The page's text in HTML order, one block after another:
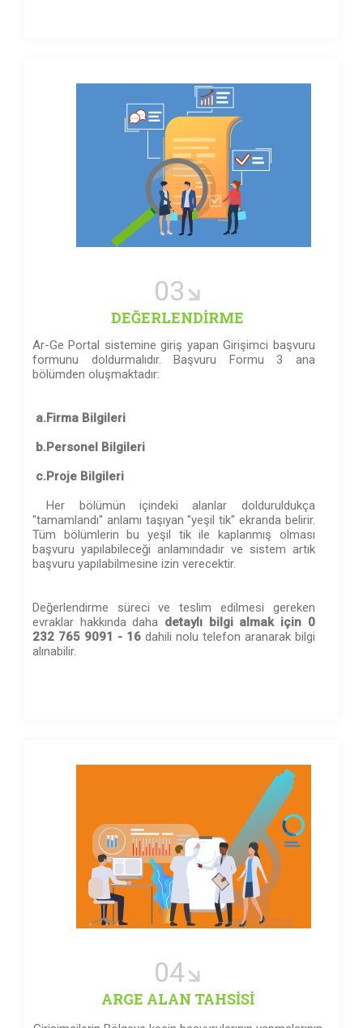
03
DEĞERLENDİRME
Ar-Ge Portal sistemine giriş yapan Girişimci başvuru
formunu doldurmalıdır. Başvuru Formu 3 ana
bölümden oluşmaktadır:
a.Firma Bilgileri
b.Personel Bilgileri
c.Proje Bilgileri
Her bölümün içindeki alanlar dolduruldukça
"tamamlandı" anlamı taşıyan "yeşil tik" ekranda belirir.
Tüm bölümlerin bu yeşil tik ile kaplanmış olması
başvuru yapılabileceği anlamındadır ve sistem artık
başvuru yapılabilmesine izin verecektir.
Değerlendirme süreci ve teslim edilmesi gereken
evraklar hakkında daha detaylı bilgi almak için 0
232 765 9091 - 16dahili nolu telefon aranarak bilgi
alınabilir.
04
ARGE ALAN TAHSİSİ